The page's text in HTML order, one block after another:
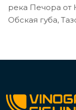
река Печора
Обская губа,